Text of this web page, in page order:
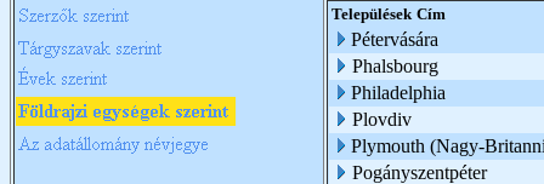
Települések Cím
Pétervására
Phalsbourg
Philadelphia
Plovdiv
Plymouth (Nagy-
Pogányszentpéter